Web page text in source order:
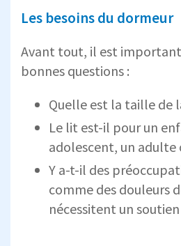
Les besoins du dormeur
Avant tout, il est important
bonnes questions :
Quelle est la taille de
Le lit est-il pour un
adolescent, un adulte
Y a-t-il des
comme des douleurs
nécessitent un